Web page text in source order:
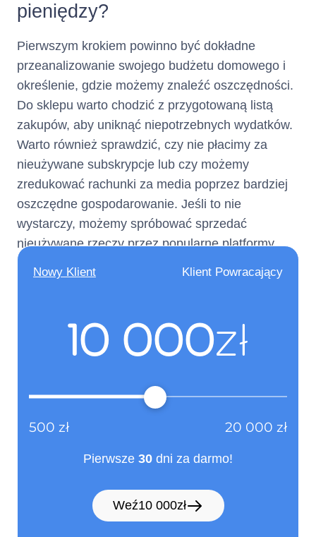
pieniędzy?
Pierwszym krokiem powinno być dokładne
przeanalizowanie swojego budżetu domowego i
określenie, gdzie możemy znaleźć oszczędności.
Do sklepu warto chodzić z przygotowaną listą
zakupów, aby uniknąć niepotrzebnych wydatków.
Warto również sprawdzić, czy nie płacimy za
nieużywane subskrypcje lub czy możemy
zredukować rachunki za media poprzez bardziej
oszczędne gospodarowanie. Jeśli to nie
wystarczy, możemy spróbować sprzedać
nieużywane rzeczy przez popularne platformy
sprzedażowe. Kluczowe jest unikanie
impulsywnych zakupów i prowadzenie kontroli
Nowy Klient Klient Powracający
10 000zł
500 zł 20 000 zł
Pierwsze 30 dni za darmo!
Weź10 000zł
telefonu :
(informacja ta ma charakter
opcjonalny)
Adres poczty
elektronicznej :
(informacja ta ma charakter
opcjonalny)
kontakt@netcredit.pl
Numer faksu :
(informacja ta ma charakter
opcjonalny)
Nie dotyczy
internetowej :
(informacja ta ma charakter
Dane identyfikacyjne:
(Adres, z którego ma korzystać
Nie dotyczy